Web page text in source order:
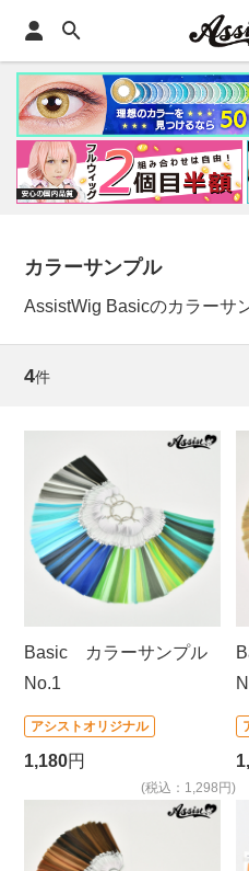
カラーサンプル
AssistWig Basicのカラーサ
4件
Basic カラーサンプル
No.1
アシストオリジナル
1,180円
(税込：1,298円)